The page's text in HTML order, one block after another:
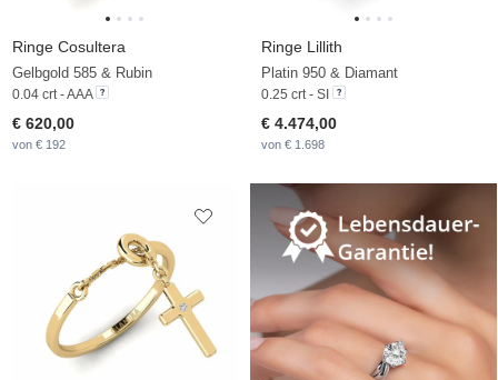
Ringe Cosultera
Gelbgold 585 & Rubin
0.04 crt - AAA
€ 620,00
von € 192
Ringe Lillith
Platin 950 & Diamant
0.25 crt - SI
€ 4.474,00
von € 1.698